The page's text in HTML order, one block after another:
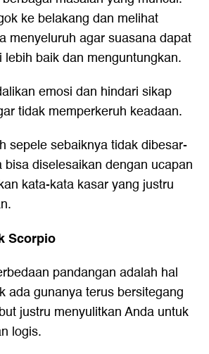
ke belakang dan melihat
menyeluruh agar suasana dapat
lebih baik dan menguntungkan.
emosi dan hindari sikap
tidak memperkeruh keadaan.
sepele sebaiknya tidak dibesar-
bisa diselesaikan dengan ucapan
kata-kata kasar yang justru
Scorpio
pandangan adalah hal
ada gunanya terus bersitegang
justru menyulitkan Anda untuk
logis.